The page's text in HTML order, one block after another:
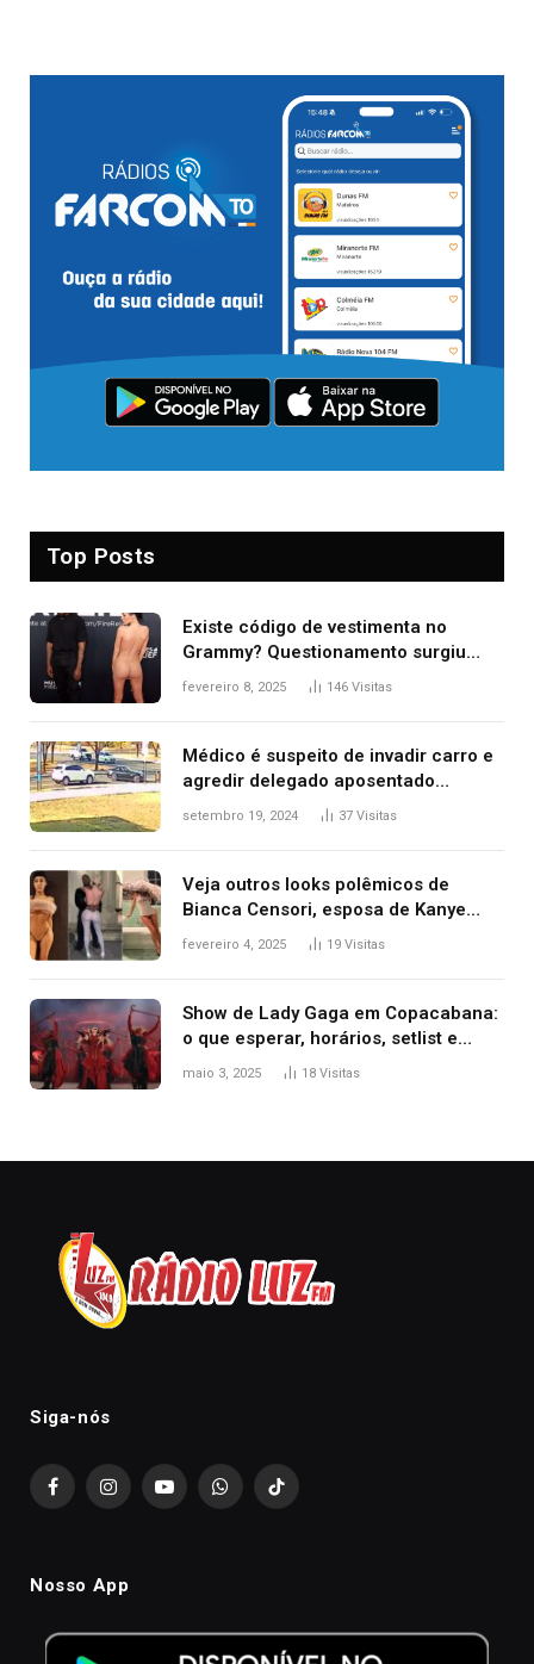
Top Posts
Existe código de vestimenta no
Grammy? Questionamento surgiu
após Bianca Censori, mulher de
fevereiro 8, 2025 146 Visitas
Médico é suspeito de invadir carro e
agredir delegado aposentado
durante confusão no trânsito
setembro 19, 2024 37 Visitas
Veja outros looks polêmicos de
Bianca Censori, esposa de Kanye
West que apareceu nua no Grammy
fevereiro 4, 2025 19 Visitas
Show de Lady Gaga em Copacabana:
o que esperar, horários, setlist e
onde assistir
maio 3, 2025 18 Visitas
Siga-nós
FacebookInstagramYouTubeWhatsAppTikTok
Nosso App